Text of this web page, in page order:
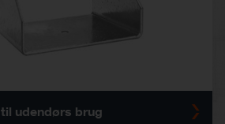
udendørs brug